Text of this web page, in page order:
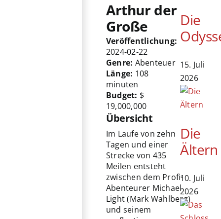
Arthur der
Große
Veröffentlichung:
2024-02-22
Genre: Abenteuer
Länge: 108
minuten
Budget: $
19,000,000
Übersicht
Im Laufe von zehn
Tagen und einer
Strecke von 435
Meilen entsteht
zwischen dem Profi-
Abenteurer Michael
Light (Mark Wahlberg)
und seinem
Die
15. Juli
2026
Die
Ältern
10. Juli
2026